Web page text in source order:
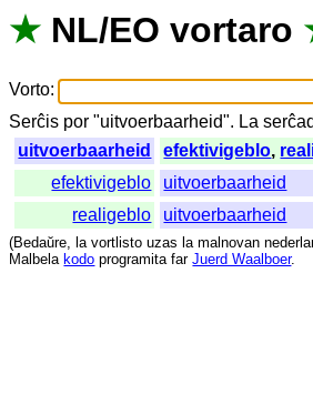
★ NL/EO vortaro
Vorto:
Serĉis por "uitvoerbaarheid". La
uitvoerbaarheid
efektivigeblo,
efektivigeblo
uitvoerbaarheid
realigeblo
uitvoerbaarheid
(Bedaŭre, la vortlisto uzas la malnovan
Malbela kodo programita far Juerd Waalboer.